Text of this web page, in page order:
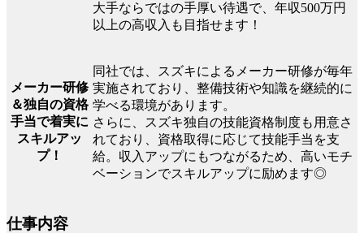
大手ならではの手厚い待遇で、年収500万円
以上の高収入も目指せます！
メーカー研修
＆独自の資格
手当で着実に
スキルアッ
プ！
同社では、スズキによるメーカー研修が毎年
実施されており、整備技術や知識を継続的に
学べる環境があります。
さらに、スズキ独自の技能資格制度も用意さ
れており、資格取得に応じて技能手当を支
給。収入アップにもつながるため、高いモチ
ベーションでスキルアップに励めます◎
仕事内容